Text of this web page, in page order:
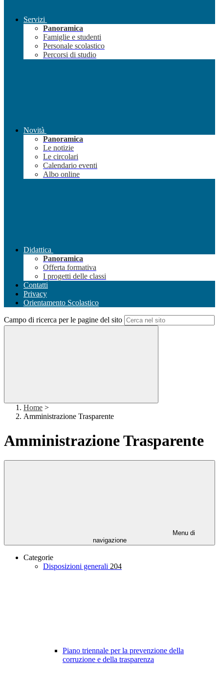
Servizi
Panoramica
Famiglie e studenti
Personale scolastico
Percorsi di studio
Novità
Panoramica
Le notizie
Le circolari
Calendario eventi
Albo online
Didattica
Panoramica
Offerta formativa
I progetti delle classi
Contatti
Privacy
Orientamento Scolastico
Campo di ricerca per le pagine del sito
Home >
Amministrazione Trasparente
Amministrazione Trasparente
Menu di
navigazione
Categorie
Disposizioni generali 204
Piano triennale per la prevenzione della
corruzione e della trasparenza